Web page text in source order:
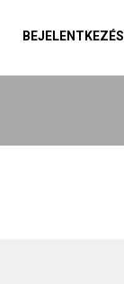
BEJELENTKEZÉS